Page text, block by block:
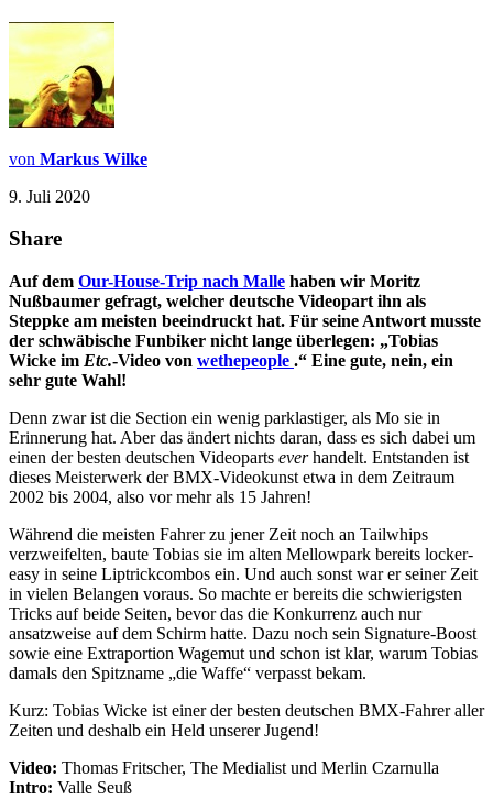
von Markus Wilke
9. Juli 2020
Share
Auf dem Our-House-Trip nach Malle haben wir Moritz
Nußbaumer gefragt, welcher deutsche Videopart ihn als
Steppke am meisten beeindruckt hat. Für seine Antwort musste
der schwäbische Funbiker nicht lange überlegen: „Tobias
Wicke im Etc.-Video von wethepeople .“ Eine gute, nein, ein
sehr gute Wahl!
Denn zwar ist die Section ein wenig parklastiger, als Mo sie in
Erinnerung hat. Aber das ändert nichts daran, dass es sich dabei um
einen der besten deutschen Videoparts everhandelt. Entstanden ist
dieses Meisterwerk der BMX-Videokunst etwa in dem Zeitraum
2002 bis 2004, also vor mehr als 15 Jahren!
Während die meisten Fahrer zu jener Zeit noch an Tailwhips
verzweifelten, baute Tobias sie im alten Mellowpark bereits locker-
easy in seine Liptrickcombos ein. Und auch sonst war er seiner Zeit
in vielen Belangen voraus. So machte er bereits die schwierigsten
Tricks auf beide Seiten, bevor das die Konkurrenz auch nur
ansatzweise auf dem Schirm hatte. Dazu noch sein Signature-Boost
sowie eine Extraportion Wagemut und schon ist klar, warum Tobias
damals den Spitzname „die Waffe“ verpasst bekam.
Kurz: Tobias Wicke ist einer der besten deutschen BMX-Fahrer aller
Zeiten und deshalb ein Held unserer Jugend!
Video: Thomas Fritscher, The Medialist und Merlin Czarnulla
Intro: Valle Seuß​​